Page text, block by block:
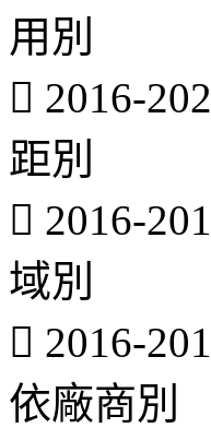
用別
 2016-
距別
 2016-
域別
 2016-
依廠商別